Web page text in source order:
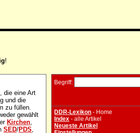
!
die eine Art
und die
zu füllen.
gewählt
Kirchen
SED/PDS
Begriff:
DDR-Lexikon - Home
Index - alle Artikel
Neueste Artikel